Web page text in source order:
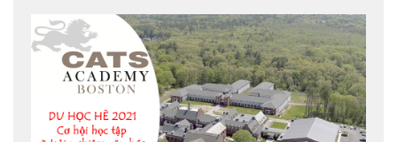
Khoa học máy tính…Trường cũng được bình chọn
là một trong những ngôi trường đáng học nhất
trong khu vực các nước ASEAN và Châu Á.Xem
thêm